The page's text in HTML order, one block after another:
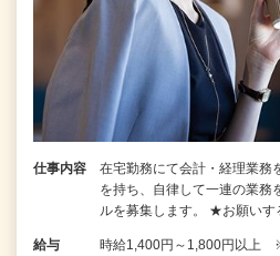
仕事内容
在宅勤務にて会計・経理業務
を持ち、自律して一連の業務
ルを募集します。 ★お願い
給与
時給1,400円～1,800円以上